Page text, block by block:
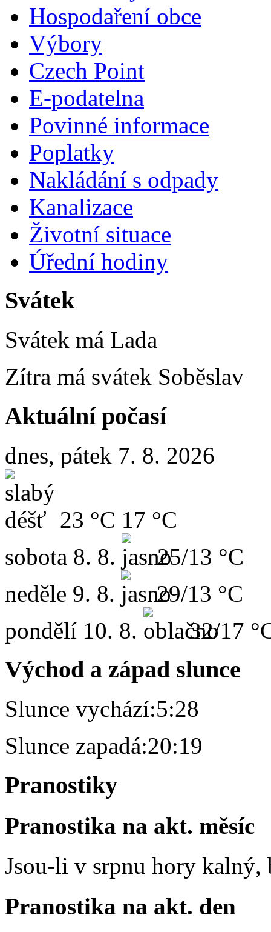
Hospodaření obce
Výbory
Czech Point
E-podatelna
Povinné informace
Poplatky
Nakládání s odpady
Kanalizace
Životní situace
Úřední hodiny
Svátek
Svátek má Lada
Zítra má svátek Soběslav
Aktuální počasí
dnes, pátek 7. 8. 2026
23 °C 17 °C
sobota 8. 8.
25/13 °C
neděle 9. 8.
29/13 °C
pondělí 10. 8. 32/17
Východ a západ slunce
Slunce vychází:5:28
Slunce zapadá:20:19
Pranostiky
Pranostika na akt. měsíc
Jsou-li v srpnu hory
Pranostika na akt. den